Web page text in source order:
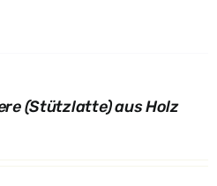
(Stützlatte) aus Holz